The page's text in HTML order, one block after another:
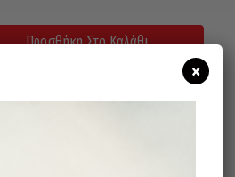
Προσθήκη Στο Καλάθι
×